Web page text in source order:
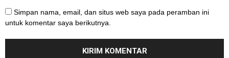
Simpan nama, email, dan situs web saya pada peramban ini
untuk komentar saya berikutnya.